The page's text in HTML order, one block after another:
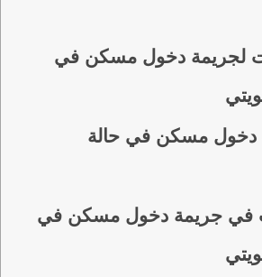
لجريمة دخول مسكن في
دخول مسكن في حالة
في جريمة دخول مسكن في